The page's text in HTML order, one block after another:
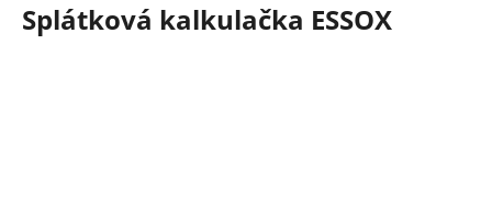
Splátková kalkulačka ESSOX